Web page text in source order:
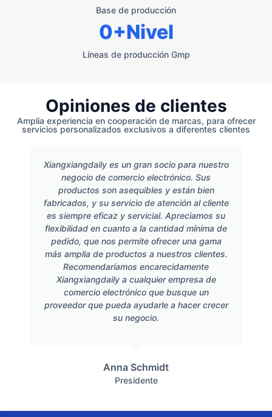
Base de producción
Líneas de producción Gmp
0+Nivel
Opiniones de clientes
Amplia experiencia en cooperación de marcas, para ofrecer
servicios personalizados exclusivos a diferentes clientes
Xiangxiangdaily es un gran socio para nuestro
negocio de comercio electrónico. Sus
productos son asequibles y están bien
fabricados, y su servicio de atención al cliente
es siempre eficaz y servicial. Apreciamos su
flexibilidad en cuanto a la cantidad mínima de
pedido, que nos permite ofrecer una gama
más amplia de productos a nuestros clientes.
Recomendaríamos encarecidamente
Xiangxiangdaily a cualquier empresa de
comercio electrónico que busque un
proveedor que pueda ayudarle a hacer crecer
su negocio.
Anna Schmidt
Presidente